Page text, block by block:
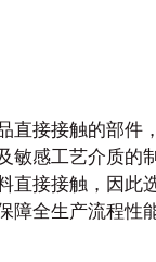
直接接触的部件
敏感工艺介质的
直接接触，因此
全生产流程性